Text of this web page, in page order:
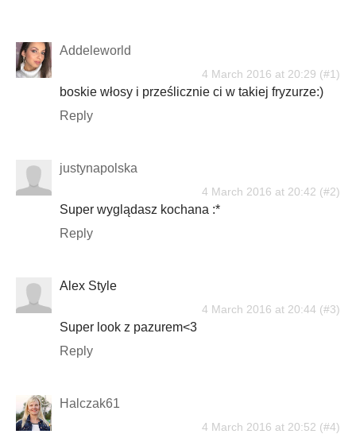
Addeleworld
4 March 2016 at 20:29
boskie włosy i prześlicznie ci w takiej fryzurze:)
Reply
justynapolska
4 March 2016 at 20:42
Super wyglądasz kochana :*
Reply
Alex Style
4 March 2016 at 20:44
Super look z pazurem<3
Reply
Halczak61
4 March 2016 at 20:52